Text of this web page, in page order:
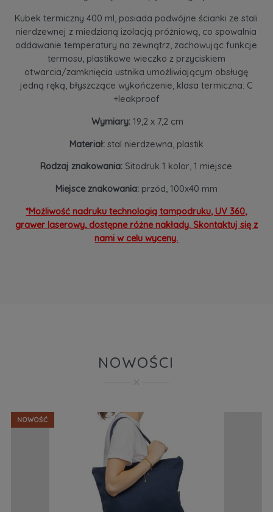
Kubek termiczny 400 ml, posiada podwójne ścianki ze stali
nierdzewnej z miedzianą izolacją próżniową, co spowalnia
oddawanie temperatury na zewnątrz, zachowując funkcje
termosu, plastikowe wieczko z przyciskiem
otwarcia/zamknięcia ustnika umożliwiającym obsługę
jedną ręką, błyszczące wykończenie, klasa termiczna: C
+leakproof
Wymiary:19,2 x 7,2 cm
Materiał:stal nierdzewna, plastik
Rodzaj znakowania: Sitodruk 1 kolor, 1 miejsce
Miejsce znakowania: przód, 100x40 mm
*Możliwość nadruku technologią tampodruku, UV 360,
grawer laserowy, dostępne różne nakłady. Skontaktuj się z
nami w celu wyceny.
NOWOŚCI
NOWOŚĆ